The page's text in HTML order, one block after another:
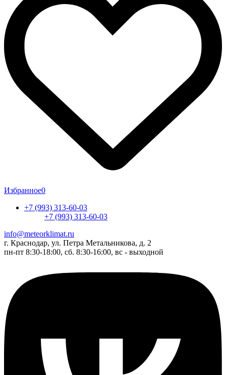
Избранное0
+7 (993) 313-60-03
+7 (993) 313-60-03
info@meteorklimat.ru
г. Краснодар, ул. Петра Метальникова, д. 2
пн-пт 8:30-18:00, сб. 8:30-16:00, вс - выходной